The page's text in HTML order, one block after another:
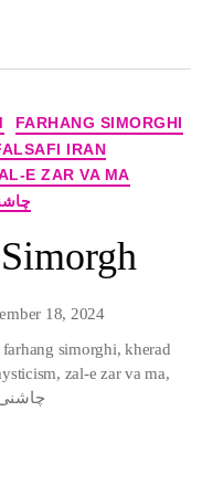
FARHANG SIMORGHI
IRAN
E ZAR VA MA
18, 2024
farhang simorghi,kherad
, zal-e zar va ma,